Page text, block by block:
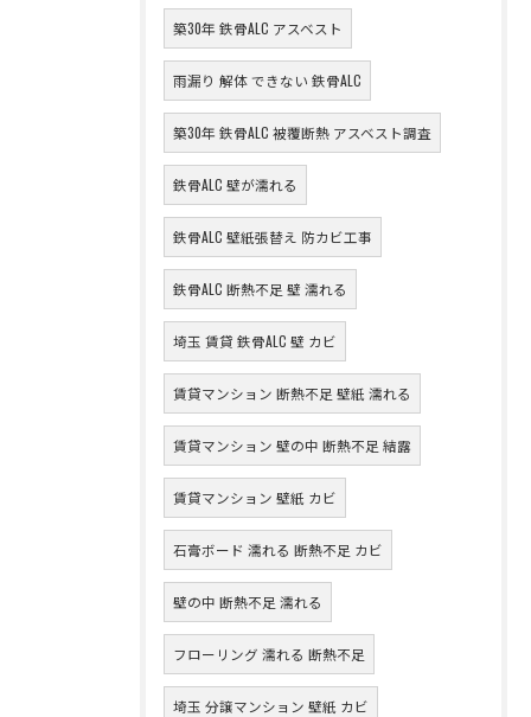
築30年 鉄骨ALC アスベスト
雨漏り 解体 できない 鉄骨ALC
築30年 鉄骨ALC 被覆断熱 アスベスト調査
鉄骨ALC 壁が濡れる
鉄骨ALC 壁紙張替え 防カビ工事
鉄骨ALC 断熱不足 壁 濡れる
埼玉 賃貸 鉄骨ALC 壁 カビ
賃貸マンション 断熱不足 壁紙 濡れる
賃貸マンション 壁の中 断熱不足 結露
賃貸マンション 壁紙 カビ
石膏ボード 濡れる 断熱不足 カビ
壁の中 断熱不足 濡れる
フローリング 濡れる 断熱不足
埼玉 分譲マンション 壁紙 カビ